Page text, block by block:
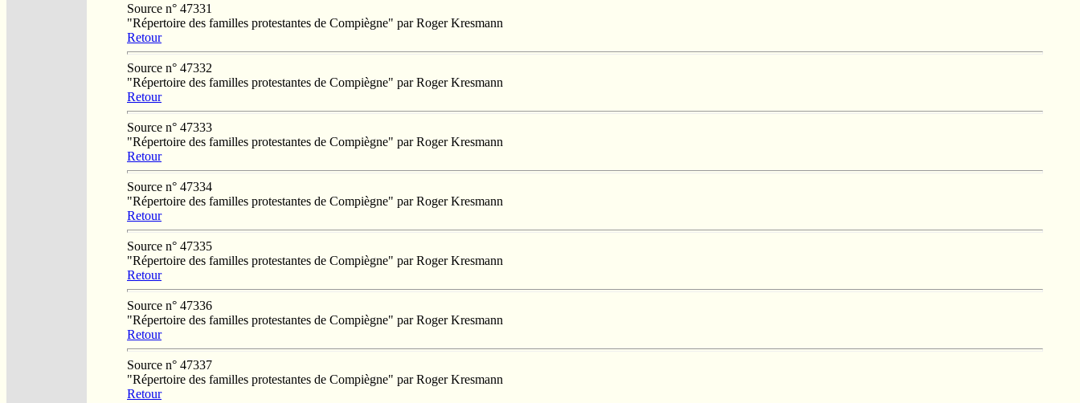
Source n° 47331
"Répertoire des familles protestantes de Compiègne" par Roger Kresmann
Retour
Source n° 47332
"Répertoire des familles protestantes de Compiègne" par Roger Kresmann
Retour
Source n° 47333
"Répertoire des familles protestantes de Compiègne" par Roger Kresmann
Retour
Source n° 47334
"Répertoire des familles protestantes de Compiègne" par Roger Kresmann
Retour
Source n° 47335
"Répertoire des familles protestantes de Compiègne" par Roger Kresmann
Retour
Source n° 47336
"Répertoire des familles protestantes de Compiègne" par Roger Kresmann
Retour
Source n° 47337
"Répertoire des familles protestantes de Compiègne" par Roger Kresmann
Retour